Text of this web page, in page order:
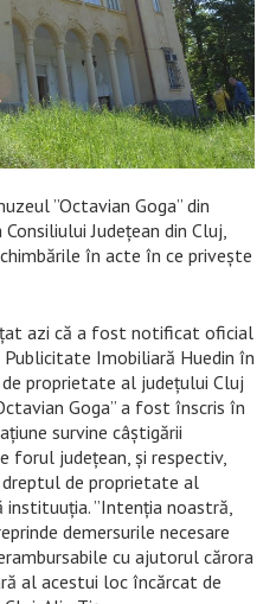
”Octavian Goga” din
Județean din Cluj,
în acte în ce privește
azi că a fost notificat oficial
Imobiliară Huedin în
proprietate al județului Cluj
Goga” a fost înscris în
survine câștigării
forul județean, și respectiv,
de proprietate al
instituuția. ”Intenția noastră,
demersurile necesare
cu ajutorul cărora
al acestui loc încărcat de